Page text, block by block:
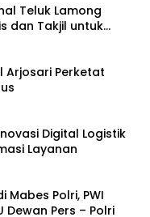
Teluk Lamong
dan Takjil untuk
Arjosari Perketat
Digital Logistik
Layanan
Mabes Polri, PWI
Dewan Pers – Polri